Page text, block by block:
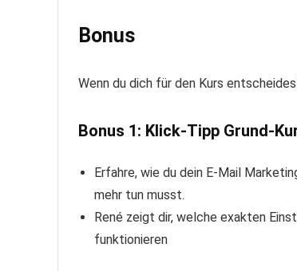
Bonus
Wenn du dich für den Kurs
Bonus 1: Klick-Tipp Grund-
Erfahre, wie du dein E-Mail
mehr tun musst.
René zeigt dir, welche exakten
funktionieren